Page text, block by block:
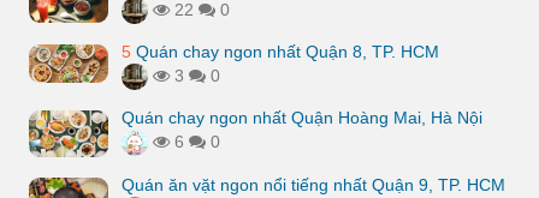
22
0
5 Quán chay ngon nhất Quận 8, TP. HCM
3
0
Quán chay ngon nhất Quận Hoàng Mai, Hà Nội
6
0
Quán ăn vặt ngon nổi tiếng nhất Quận 9, TP. HCM